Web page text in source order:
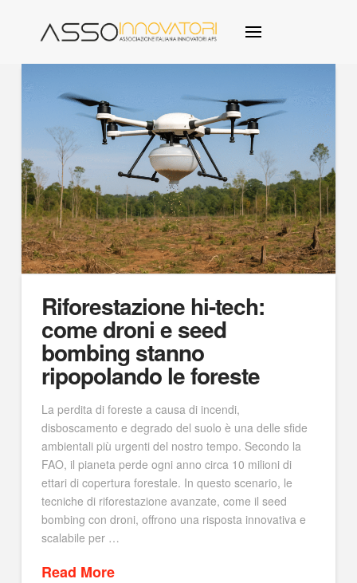
Riforestazione hi-tech:
come droni e seed
bombing stanno
ripopolando le foreste
La perdita di foreste a causa di incendi,
disboscamento e degrado del suolo è una delle sfide
ambientali più urgenti del nostro tempo. Secondo la
FAO, il pianeta perde ogni anno circa 10 milioni di
ettari di copertura forestale. In questo scenario, le
tecniche di riforestazione avanzate, come il seed
bombing con droni, offrono una risposta innovativa e
scalabile per …
Read More